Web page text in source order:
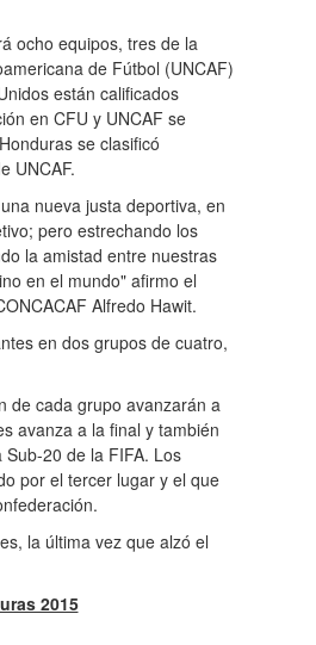
ocho equipos, tres de la
de Fútbol (UNCAF)
están calificados
en CFU y UNCAF se
se clasificó
UNCAF.
nueva justa deportiva, en
pero estrechando los
la amistad entre nuestras
en el mundo" afirmo el
Alfredo Hawit.
en dos grupos de cuatro,
de cada grupo avanzarán a
avanza a la final y también
20 de la FIFA. Los
por el tercer lugar y el que
la última vez que alzó el
2015